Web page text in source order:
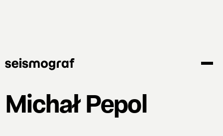
Michał Pepol